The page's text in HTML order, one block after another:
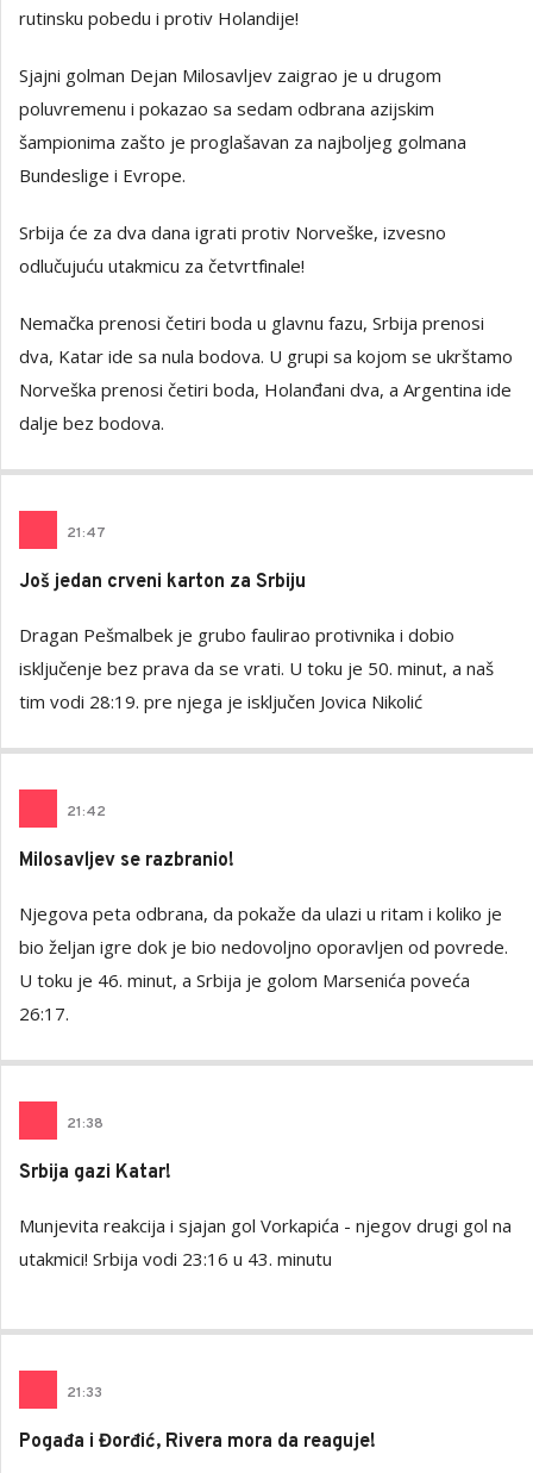
rutinsku pobedu i protiv Holandije!
Sjajni golman Dejan Milosavljev zaigrao je u drugom
poluvremenu i pokazao sa sedam odbrana azijskim
šampionima zašto je proglašavan za najboljeg golmana
Bundeslige i Evrope.
Srbija će za dva dana igrati protiv Norveške, izvesno
odlučujuću utakmicu za četvrtfinale!
Nemačka prenosi četiri boda u glavnu fazu, Srbija prenosi
dva, Katar ide sa nula bodova. U grupi sa kojom se ukrštamo
Norveška prenosi četiri boda, Holanđani dva, a Argentina ide
dalje bez bodova.
21:47
Još jedan crveni karton za Srbiju
Dragan Pešmalbek je grubo faulirao protivnika i dobio
isključenje bez prava da se vrati. U toku je 50. minut, a naš
tim vodi 28:19. pre njega je isključen Jovica Nikolić
21:42
Milosavljev se razbranio!
Njegova peta odbrana, da pokaže da ulazi u ritam i koliko je
bio željan igre dok je bio nedovoljno oporavljen od povrede.
U toku je 46. minut, a Srbija je golom Marsenića poveća
26:17.
21:38
Srbija gazi Katar!
Munjevita reakcija i sjajan gol Vorkapića - njegov drugi gol na
utakmici! Srbija vodi 23:16 u 43. minutu
21:33
Pogađa i Đorđić, Rivera mora da reaguje!